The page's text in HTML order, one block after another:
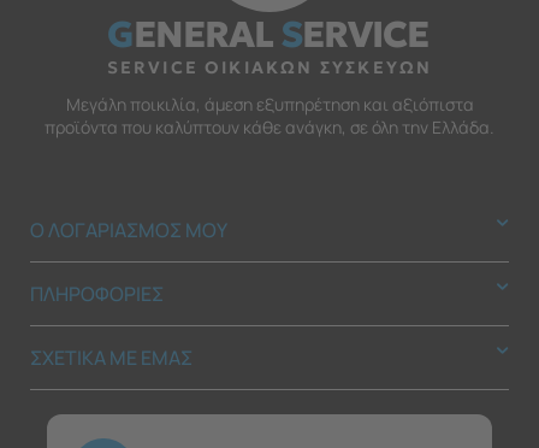
GENERALSERVICE
SERVICE ΟΙΚΙΑΚΩΝ ΣΥΣΚΕΥΩΝ
Μεγάλη ποικιλία, άμεση εξυπηρέτηση και αξιόπιστα
προϊόντα που καλύπτουν κάθε ανάγκη, σε όλη την Ελλάδα.
Ο ΛΟΓΑΡΙΑΣΜΟΣ ΜΟΥ
ΠΛΗΡΟΦΟΡΙΕΣ
ΣΧΕΤΙΚΑ ΜΕ ΕΜΑΣ